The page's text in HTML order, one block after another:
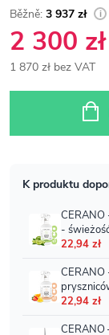
3 937 zł
2 300 zł
1 870 zł bez VAT